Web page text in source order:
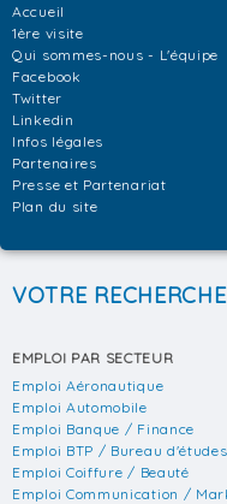
Accueil
1ère visite
Qui sommes-nous - L'équipe
Facebook
Twitter
Linkedin
Infos légales
Partenaires
Presse et Partenariat
Plan du site
VOTRE
EMPLOI PAR SECTEUR
Emploi Aéronautique
Emploi Automobile
Emploi Banque / Finance
Emploi BTP / Bureau d'études
Emploi Coiffure / Beauté
Emploi Communication /